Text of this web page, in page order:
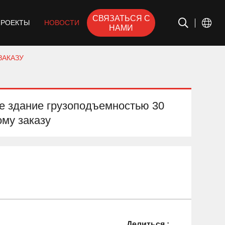
НОВОСТИ
СВЯЗАТЬСЯ С
НАМИ
здание грузоподъемностью 30
заказу